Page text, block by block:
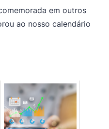
em outros
ao nosso calendário